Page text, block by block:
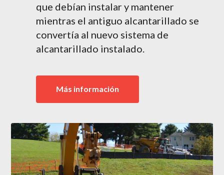
que debían instalar y mantener
mientras el antiguo alcantarillado se
convertía al nuevo sistema de
alcantarillado instalado.
Más información